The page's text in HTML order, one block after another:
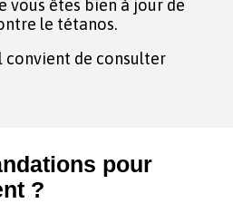
vous êtes bien à jour de
le tétanos.
convient de consulter
pour
?